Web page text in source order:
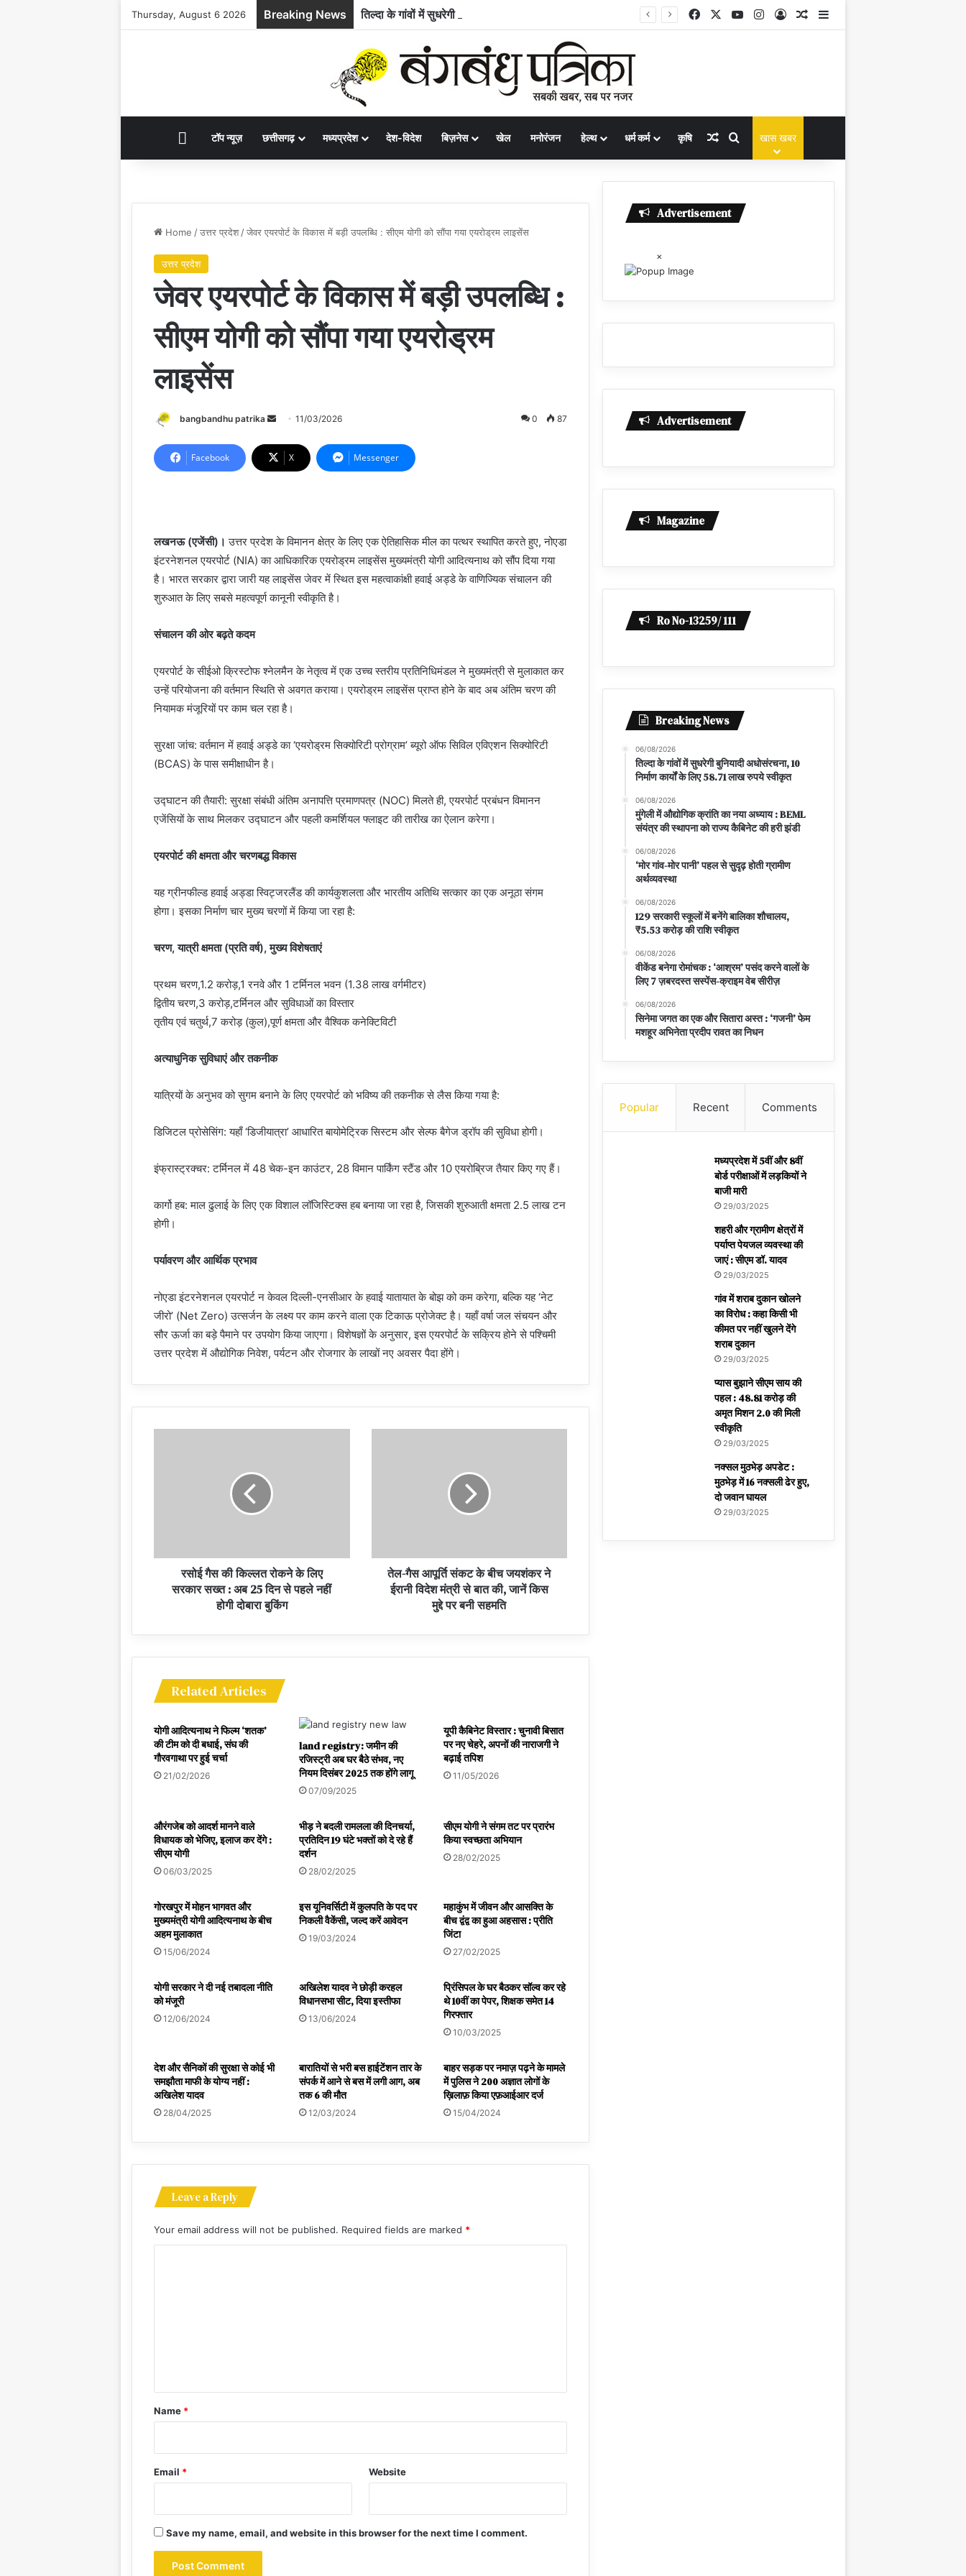
Thursday, August 6 2026 Breaking News FacebookYouTubeInstagram
Log InRandom Article
Sidebar
HOMEटॉप न्यूज़ छत्तीसगढ़ मध्यप्रदेश देश-विदेश बिज़नेस खेल मनोरंजन हेल्थ धर्म कर्म कृषि Random Article
Search for
खास खबर
Home /उत्तर प्रदेश /जेवर एयरपोर्ट के विकास में बड़ी उपलब्धि : सीएम योगी को सौंपा गया एयरोड्रम लाइसेंस
उत्तर प्रदेश
जेवर एयरपोर्ट के विकास में बड़ी उपलब्धि :
सीएम योगी को सौंपा गया एयरोड्रम
लाइसेंस
bangbandhu patrika
Send
email
11/03/2026 0 87
Facebook X Messenger
लखनऊ (एजेंसी)। उत्तर प्रदेश के विमानन क्षेत्र के लिए एक ऐतिहासिक मील का पत्थर स्थापित करते हुए, नोएडा
इंटरनेशनल एयरपोर्ट (NIA) का आधिकारिक एयरोड्रम लाइसेंस मुख्यमंत्री योगी आदित्यनाथ को सौंप दिया गया
है। भारत सरकार द्वारा जारी यह लाइसेंस जेवर में स्थित इस महत्वाकांक्षी हवाई अड्डे के वाणिज्यिक संचालन की
शुरुआत के लिए सबसे महत्वपूर्ण कानूनी स्वीकृति है।
संचालन की ओर बढ़ते कदम
एयरपोर्ट के सीईओ क्रिस्टोफ श्नेलमैन के नेतृत्व में एक उच्च स्तरीय प्रतिनिधिमंडल ने मुख्यमंत्री से मुलाकात कर
उन्हें परियोजना की वर्तमान स्थिति से अवगत कराया। एयरोड्रम लाइसेंस प्राप्त होने के बाद अब अंतिम चरण की
नियामक मंजूरियों पर काम चल रहा है।
सुरक्षा जांच: वर्तमान में हवाई अड्डे का ‘एयरोड्रम सिक्योरिटी प्रोग्राम’ ब्यूरो ऑफ सिविल एविएशन सिक्योरिटी
(BCAS) के पास समीक्षाधीन है।
उद्घाटन की तैयारी: सुरक्षा संबंधी अंतिम अनापत्ति प्रमाणपत्र (NOC) मिलते ही, एयरपोर्ट प्रबंधन विमानन
एजेंसियों के साथ मिलकर उद्घाटन और पहली कमर्शियल फ्लाइट की तारीख का ऐलान करेगा।
एयरपोर्ट की क्षमता और चरणबद्ध विकास
यह ग्रीनफील्ड हवाई अड्डा स्विट्जरलैंड की कार्यकुशलता और भारतीय अतिथि सत्कार का एक अनूठा संगम
होगा। इसका निर्माण चार मुख्य चरणों में किया जा रहा है:
चरण, यात्री क्षमता (प्रति वर्ष), मुख्य विशेषताएं
प्रथम चरण,1.2 करोड़,1 रनवे और 1 टर्मिनल भवन (1.38 लाख वर्गमीटर)
द्वितीय चरण,3 करोड़,टर्मिनल और सुविधाओं का विस्तार
तृतीय एवं चतुर्थ,7 करोड़ (कुल),पूर्ण क्षमता और वैश्विक कनेक्टिविटी
अत्याधुनिक सुविधाएं और तकनीक
यात्रियों के अनुभव को सुगम बनाने के लिए एयरपोर्ट को भविष्य की तकनीक से लैस किया गया है:
डिजिटल प्रोसेसिंग: यहाँ ‘डिजीयात्रा’ आधारित बायोमेट्रिक सिस्टम और सेल्फ बैगेज ड्रॉप की सुविधा होगी।
इंफ्रास्ट्रक्चर: टर्मिनल में 48 चेक-इन काउंटर, 28 विमान पार्किंग स्टैंड और 10 एयरोब्रिज तैयार किए गए हैं।
कार्गो हब: माल ढुलाई के लिए एक विशाल लॉजिस्टिक्स हब बनाया जा रहा है, जिसकी शुरुआती क्षमता 2.5 लाख टन
होगी।
पर्यावरण और आर्थिक प्रभाव
नोएडा इंटरनेशनल एयरपोर्ट न केवल दिल्ली-एनसीआर के हवाई यातायात के बोझ को कम करेगा, बल्कि यह ‘नेट
जीरो’ (Net Zero) उत्सर्जन के लक्ष्य पर काम करने वाला एक टिकाऊ प्रोजेक्ट है। यहाँ वर्षा जल संचयन और
सौर ऊर्जा का बड़े पैमाने पर उपयोग किया जाएगा। विशेषज्ञों के अनुसार, इस एयरपोर्ट के सक्रिय होने से पश्चिमी
उत्तर प्रदेश में औद्योगिक निवेश, पर्यटन और रोजगार के लाखों नए अवसर पैदा होंगे।
रसोई गैस की किल्लत रोकने के लिए
सरकार सख्त : अब 25 दिन से पहले नहीं
होगी दोबारा बुकिंग
तेल-गैस आपूर्ति संकट के बीच जयशंकर ने
ईरानी विदेश मंत्री से बात की, जानें किस
मुद्दे पर बनी सहमति
Related Articles
योगी आदित्यनाथ ने फिल्म ‘शतक’
की टीम को दी बधाई, संघ की
गौरवगाथा पर हुई चर्चा
21/02/2026
land registry: जमीन की
रजिस्ट्री अब घर बैठे संभव, नए
नियम दिसंबर 2025 तक होंगे लागू
07/09/2025
यूपी कैबिनेट विस्तार : चुनावी बिसात
पर नए चेहरे, अपनों की नाराजगी ने
बढ़ाई तपिश
11/05/2026
औरंगजेब को आदर्श मानने वाले
विधायक को भेजिए, इलाज कर देंगे :
सीएम योगी
06/03/2025
भीड़ ने बदली रामलला की दिनचर्या,
प्रतिदिन 19 घंटे भक्तों को दे रहे हैं
दर्शन
28/02/2025
सीएम योगी ने संगम तट पर प्रारंभ
किया स्वच्छता अभियान
28/02/2025
गोरखपुर में मोहन भागवत और
मुख्यमंत्री योगी आदित्यनाथ के बीच
अहम मुलाकात
15/06/2024
इस यूनिवर्सिटी में कुलपति के पद पर
निकली वैकेंसी, जल्द करें आवेदन
19/03/2024
महाकुंभ में जीवन और आसक्ति के
बीच द्वंद्व का हुआ अहसास : प्रीति
जिंटा
27/02/2025
योगी सरकार ने दी नई तबादला नीति
को मंजूरी
12/06/2024
अखिलेश यादव ने छोड़ी करहल
विधानसभा सीट, दिया इस्तीफा
13/06/2024
प्रिंसिपल के घर बैठकर सॉल्व कर रहे
थे 10वीं का पेपर, शिक्षक समेत 14
गिरफ्तार
10/03/2025
देश और सैनिकों की सुरक्षा से कोई भी
समझौता माफी के योग्य नहीं :
अखिलेश यादव
28/04/2025
बारातियों से भरी बस हाईटेंशन तार के
संपर्क में आने से बस में लगी आग, अब
तक 6 की मौत
12/03/2024
बाहर सड़क पर नमाज़ पढ़ने के मामले
में पुलिस ने 200 अज्ञात लोगों के
ख़िलाफ़ किया एफ़आईआर दर्ज
15/04/2024
Leave a Reply
Your email address will not be published. Required fields are marked *
*
Name *
Email * Website
Save my name, email, and website in this browser for the next time I comment.
Advertisement
×
Advertisement
Magazine
Ro No-13259/ 111
Breaking News
06/08/2026
तिल्दा के गांवों में सुधरेगी बुनियादी अधोसंरचना, 10
निर्माण कार्यों के लिए 58.71 लाख रुपये स्वीकृत
06/08/2026
मुंगेली में औद्योगिक क्रांति का नया अध्याय : BEML
संयंत्र की स्थापना को राज्य कैबिनेट की हरी झंडी
06/08/2026
‘मोर गांव-मोर पानी’ पहल से सुदृढ़ होती ग्रामीण
अर्थव्यवस्था
06/08/2026
129 सरकारी स्कूलों में बनेंगे बालिका शौचालय,
₹5.53 करोड़ की राशि स्वीकृत
06/08/2026
वीकेंड बनेगा रोमांचक : ‘आश्रम’ पसंद करने वालों के
लिए 7 ज़बरदस्त सस्पेंस-क्राइम वेब सीरीज़
06/08/2026
सिनेमा जगत का एक और सितारा अस्त : ‘गजनी’ फेम
मशहूर अभिनेता प्रदीप रावत का निधन
Popular Recent Comments
मध्यप्रदेश में 5वीं और 8वीं
बोर्ड परीक्षाओं में लड़कियों ने
बाजी मारी
29/03/2025
शहरी और ग्रामीण क्षेत्रों में
पर्याप्त पेयजल व्यवस्था की
जाएं : सीएम डॉ. यादव
29/03/2025
गांव में शराब दुकान खोलने
का विरोध : कहा किसी भी
कीमत पर नहीं खुलने देंगे
शराब दुकान
29/03/2025
प्यास बुझाने सीएम साय की
पहल : 48.81 करोड़ की
अमृत मिशन 2.0 की मिली
स्वीकृति
29/03/2025
नक्सल मुठभेड़ अपडेट :
मुठभेड़ में 16 नक्सली ढेर हुए,
दो जवान घायल
29/03/2025